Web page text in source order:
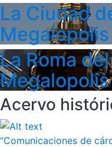
La Ciudad
La Roma
Acervo
"Comunicaciones de